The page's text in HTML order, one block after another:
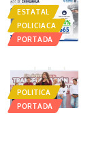
ESTATAL
POLICIACA
PORTADA
POLITICA
PORTADA